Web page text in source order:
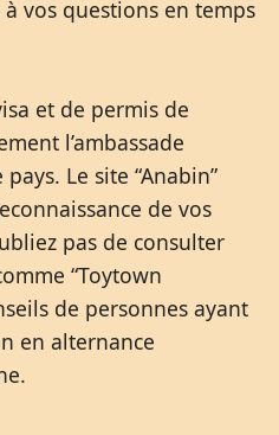
vos questions en temps
et de permis de
l’ambassade
Le site “Anabin”
de vos
pas de consulter
“Toytown
de personnes ayant
en alternance